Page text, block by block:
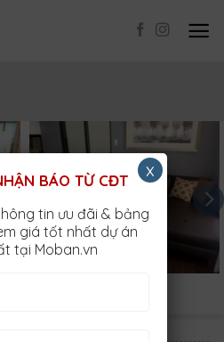
BÁO TỪ CĐT
tin ưu đãi & bảng
giá tốt nhất dự án
tại Moban.vn
x